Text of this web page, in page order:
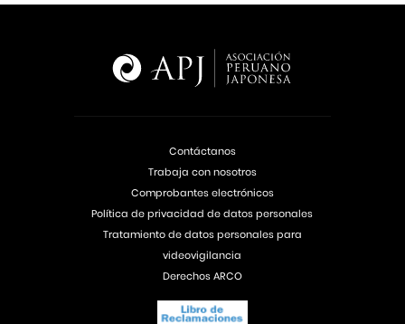
Contáctanos
Trabaja con nosotros
Comprobantes electrónicos
Política de privacidad de datos personales
Tratamiento de datos personales para
videovigilancia
Derechos ARCO